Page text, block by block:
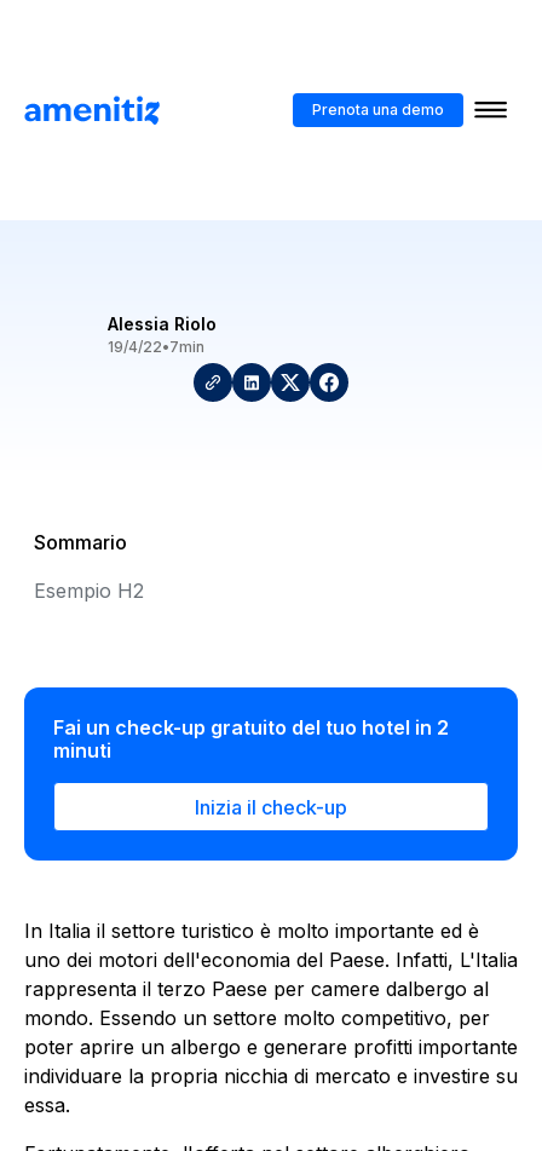
Prenota una demo
Quanto costa costruire un
Alessia Riolo
19/4/22•7min
Sommario
Esempio H2
Fai un check-up gratuito del tuo hotel in 2
minuti
Inizia il check-up
In Italia il settore turistico è molto importante ed è
uno dei motori dell'economia del Paese. Infatti, L'Italia
rappresenta il terzo Paese per camere dalbergo al
mondo. Essendo un settore molto competitivo, per
poter aprire un albergo e generare profitti importante
individuare la propria nicchia di mercato e investire su
essa.